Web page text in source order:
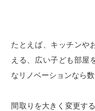
たとえば、キッチンや
える、広い子ども部屋
なリノベーションなら
間取りを大きく変更す